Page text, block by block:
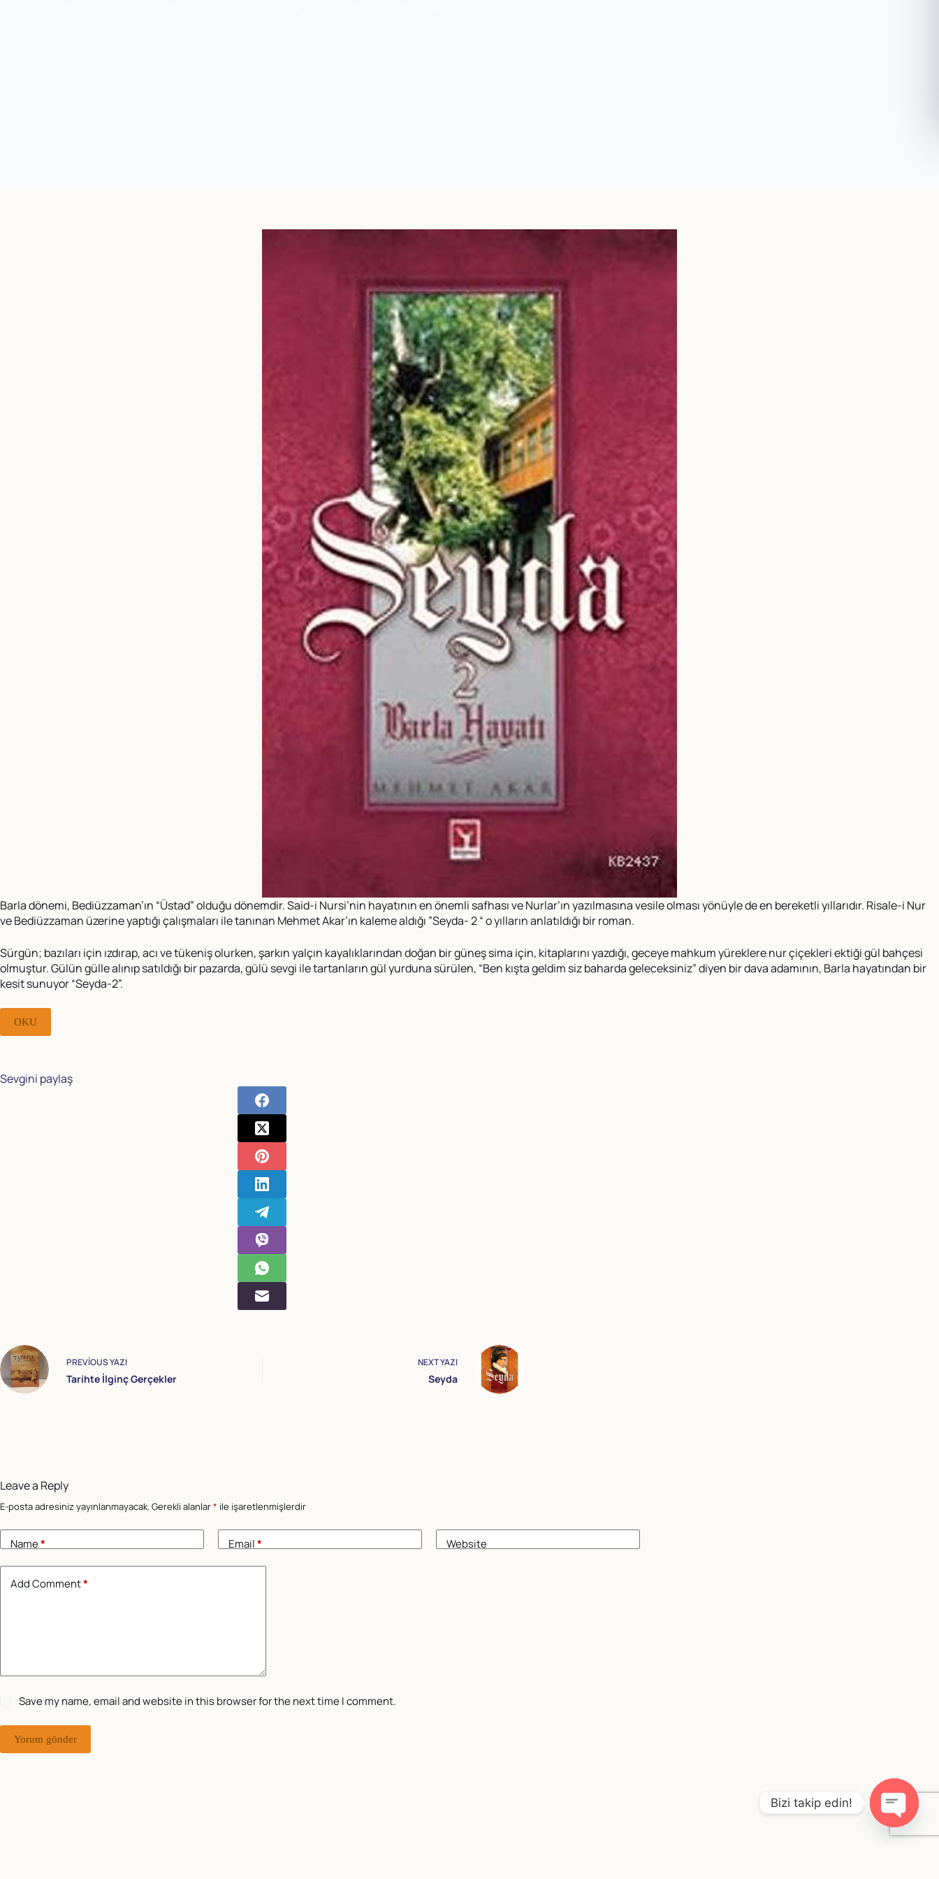
Barla dönemi, Bediüzzaman’ın “Üstad” olduğu dönemdir. Said-i Nursi’nin hayatının en önemli safhası ve Nurlar’ın yazılmasına vesile olması yönüyle de en bereketli yıllarıdır. Risale-i Nur
ve Bediüzzaman üzerine yaptığı çalışmaları ile tanınan Mehmet Akar’ın kaleme aldığı ”Seyda- 2 “ o yılların anlatıldığı bir roman.
Sürgün; bazıları için ızdırap, acı ve tükeniş olurken, şarkın yalçın kayalıklarından doğan bir güneş sima için, kitaplarını yazdığı, geceye mahkum yüreklere nur çiçekleri ektiği gül bahçesi
olmuştur. Gülün gülle alınıp satıldığı bir pazarda, gülü sevgi ile tartanların gül yurduna sürülen, “Ben kışta geldim siz baharda geleceksiniz” diyen bir dava adamının, Barla hayatından bir
kesit sunuyor “Seyda-2”.
OKU
Sevgini paylaş
PREVIOUSYAZI
Tarihte İlginç Gerçekler
NEXTYAZI
Seyda
Leave a Reply
E-posta adresiniz yayınlanmayacak.Gerekli alanlar* ile işaretlenmişlerdir
Name* Email* Website
Add Comment*
Save my name, email and website in this browser for the next time I comment.
Yorum gönder
Bizi takip edin!
O